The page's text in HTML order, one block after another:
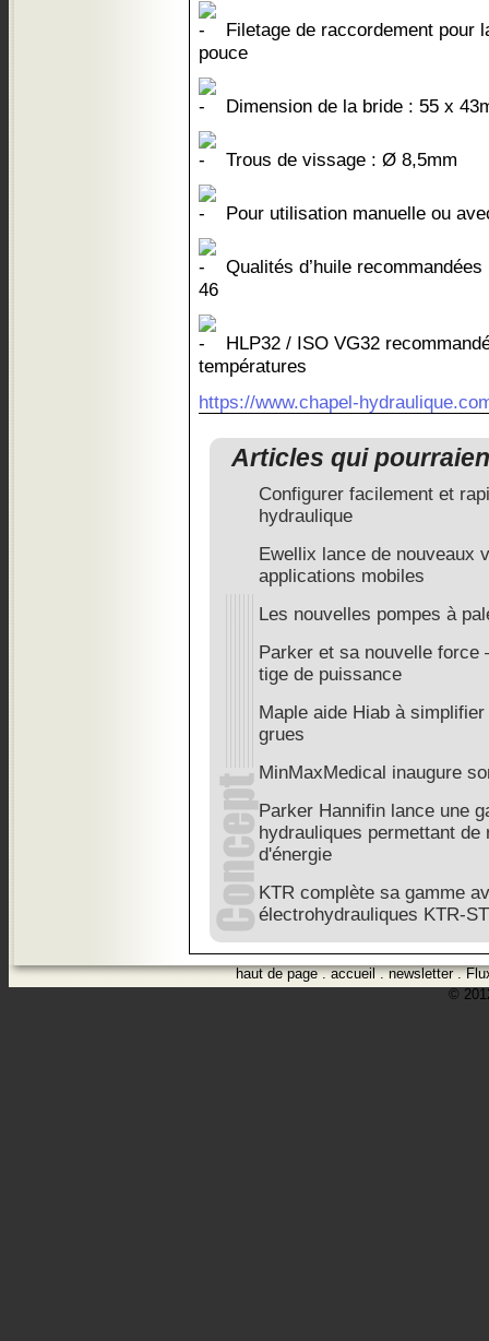
Filetage de raccordement pour
pouce
Dimension de la bride : 55 x
Trous de vissage : Ø 8,5mm
Pour utilisation manuelle ou
Qualités d’huile
46
HLP32 / ISO VG32
températures
https://www.chapel-
Articles qui
Configurer facilement et
hydraulique
Ewellix lance de nouveaux
applications mobiles
Les nouvelles pompes à
Parker et sa nouvelle force
tige de puissance
Maple aide Hiab à
grues
MinMaxMedical inaugure
Parker Hannifin lance une
hydrauliques permettant
d'énergie
KTR complète sa gamme
électrohydrauliques KTR-
haut de page.accueil.newsletter.
©